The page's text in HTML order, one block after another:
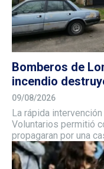
Bomberos de
incendio
09/08/2026
La rápida
Voluntarios permitió
propagaran por una